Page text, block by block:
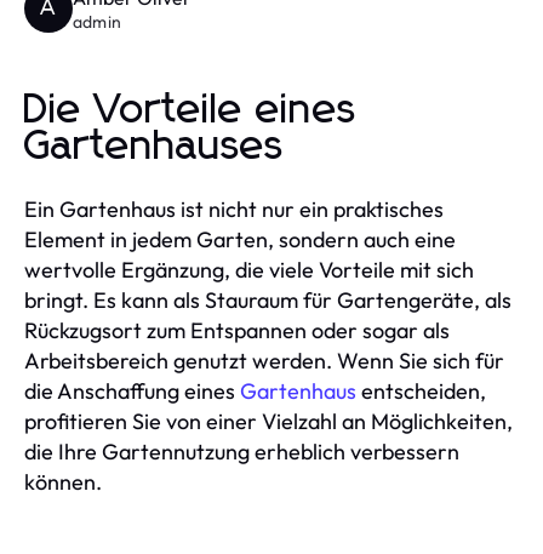
A
admin
Die Vorteile eines
Gartenhauses
Ein Gartenhaus ist nicht nur ein praktisches
Element in jedem Garten, sondern auch eine
wertvolle Ergänzung, die viele Vorteile mit sich
bringt. Es kann als Stauraum für Gartengeräte, als
Rückzugsort zum Entspannen oder sogar als
Arbeitsbereich genutzt werden. Wenn Sie sich für
die Anschaffung eines Gartenhaus entscheiden,
profitieren Sie von einer Vielzahl an Möglichkeiten,
die Ihre Gartennutzung erheblich verbessern
können.